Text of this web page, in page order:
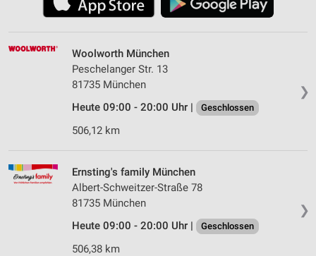
❯
Woolworth München
Peschelanger Str. 13
81735 München
Heute 09:00 - 20:00 Uhr |
Geschlossen
506,12 km
❯
Ernsting's family München
Albert-Schweitzer-Straße 78
81735 München
Heute 09:00 - 20:00 Uhr |
Geschlossen
506,38 km